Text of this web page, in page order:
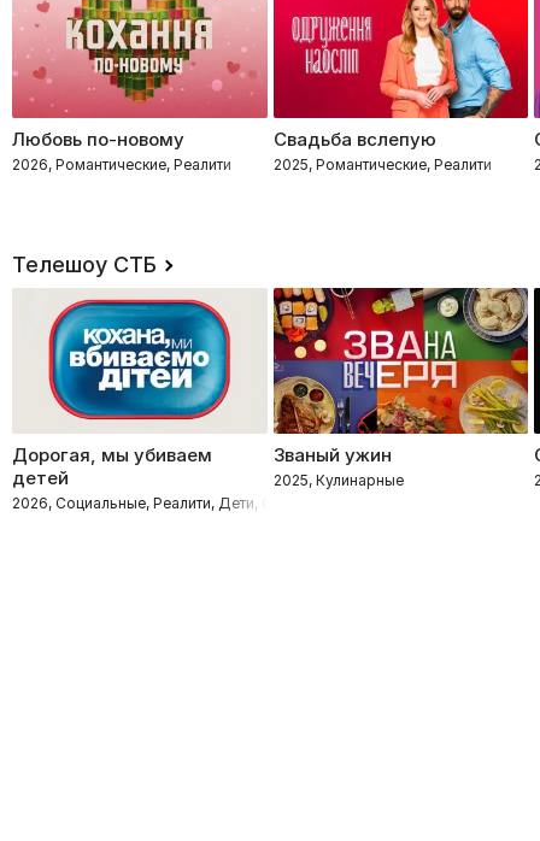
Любовь по-новому
2026, Романтические, Реалити
Свадьба вслепую
2025, Романтические, Реалити
Телешоу СТБ
Дорогая, мы убиваем
детей
2026, Социальные, Реалити, Дети, Семейные
Званый ужин
2025, Кулинарные